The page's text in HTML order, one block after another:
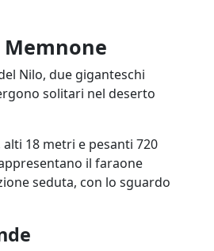
Memnone
Nilo, due giganteschi
solitari nel deserto
alti 18 metri e pesanti 720
il faraone
seduta, con lo sguardo